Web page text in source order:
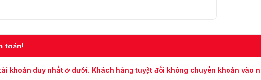
toán!
khoản duy nhất ở dưới. Khách hàng tuyệt đối không chuyển khoản vào